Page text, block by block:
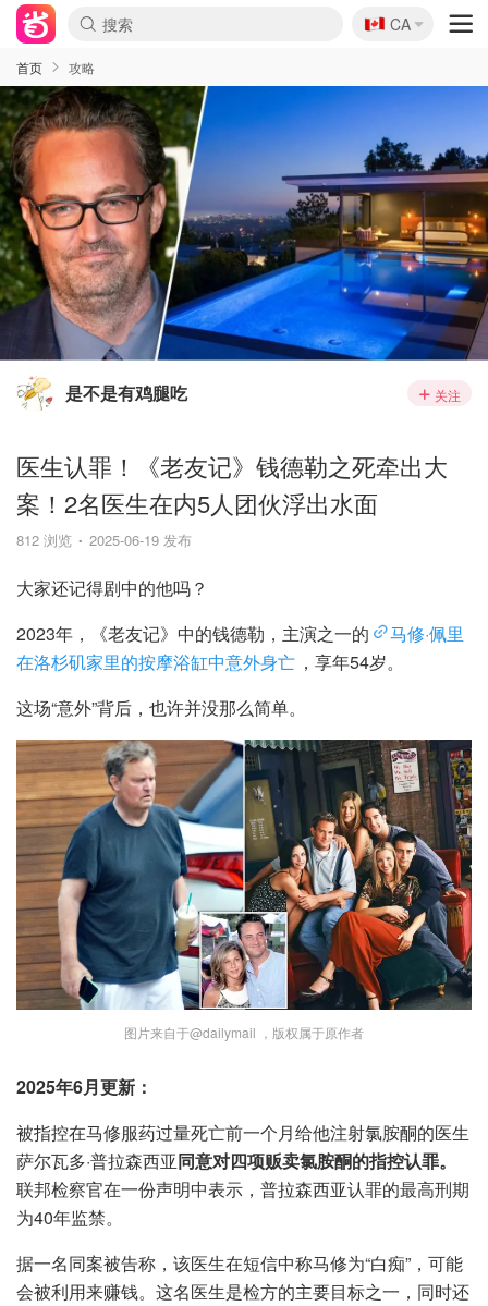
🇨🇦
CA
首页 攻略
是不是有鸡腿吃 关注
医生认罪！《老友记》钱德勒之死牵出大
案！2名医生在内5人团伙浮出水面
812 浏览 2025-06-19 发布
大家还记得剧中的他吗？
2023年，《老友记》中的钱德勒，主演之一的
马修·佩里
在洛杉矶家里的按摩浴缸中意外身亡 ，享年54岁。
这场“意外”背后，也许并没那么简单。
图片来自于@dailymail ，版权属于原作者
2025年6月更新：
被指控在马修服药过量死亡前一个月给他注射氯胺酮的医生
萨尔瓦多·普拉森西亚同意对四项贩卖氯胺酮的指控认罪。
联邦检察官在一份声明中表示，普拉森西亚认罪的最高刑期
为40年监禁。
据一名同案被告称，该医生在短信中称马修为“白痴”，可能
会被利用来赚钱。这名医生是检方的主要目标之一，同时还